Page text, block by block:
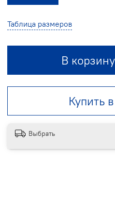
Таблица размеров
В корзину
Купить
Выбрать